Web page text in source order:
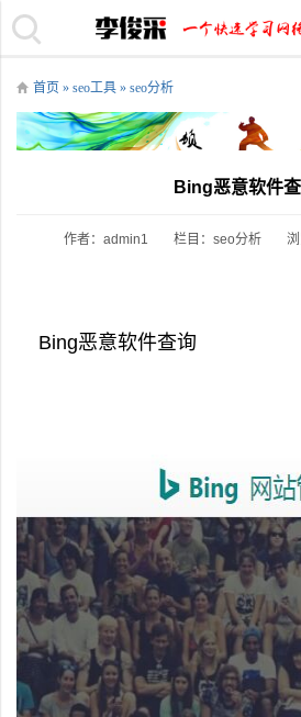
首页 » seo工具 » seo分析
Bing恶意软件
作者：admin1 栏目： seo分析
Bing恶意软件查询